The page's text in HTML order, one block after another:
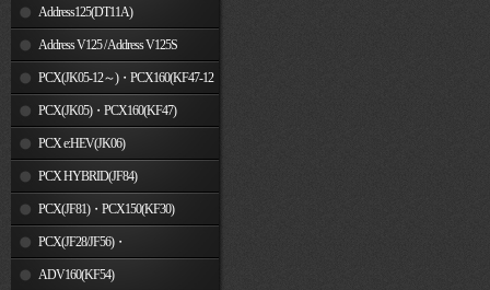
Address125(DT11A)
Address V125 / Address V125S
PCX(JK05-12～)・PCX160(KF47-12
～) PCX(JK05)・PCX160(KF47)
PCX e:HEV(JK06)
PCX HYBRID(JF84)
PCX(JF81)・PCX150(KF30)
PCX(JF28/JF56)・
PCX150(KF12/KF18)
ADV160(KF54)